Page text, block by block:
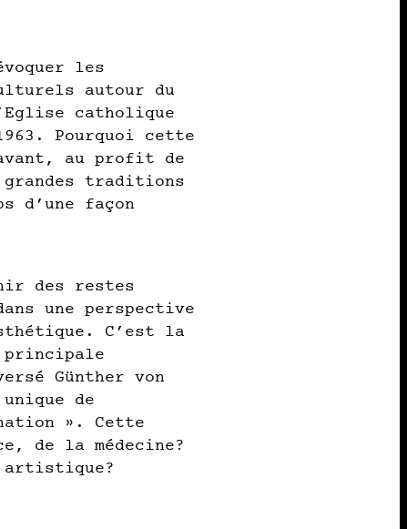
les
autour du
catholique
Pourquoi cette
au profit de
traditions
d’une façon
des restes
une perspective
C’est la
principale
Günther von
de
». Cette
de la médecine?
artistique?